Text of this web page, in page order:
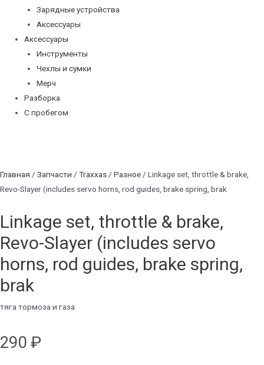
Зарядные устройства
Аксессуары
Аксессуары
Инструменты
Чехлы и сумки
Мерч
Разборка
С пробегом
Главная / Запчасти / Traxxas / Разное / Linkage set, throttle & brake,
Revo-Slayer (includes servo horns, rod guides, brake spring, brak
Linkage set, throttle & brake,
Revo-Slayer (includes servo
horns, rod guides, brake spring,
brak
тяга тормоза и газа
290 ₽